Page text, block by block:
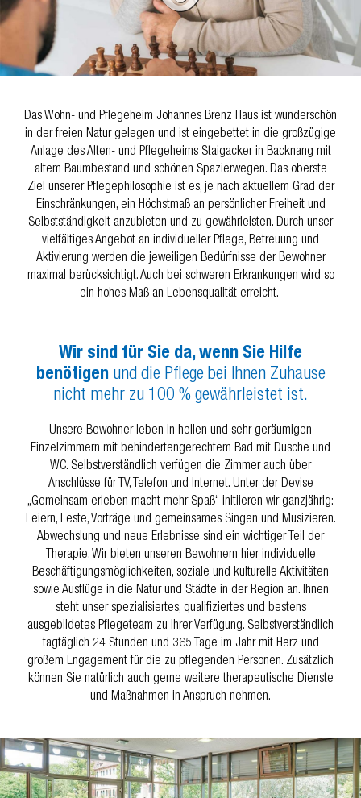
Das Wohn- und Pflegeheim Johannes Brenz Haus ist wunderschön
in der freien Natur gelegen und ist eingebettet in die großzügige
Anlage des Alten- und Pflegeheims Staigacker in Backnang mit
altem Baumbestand und schönen Spazierwegen. Das oberste
Ziel unserer Pflegephilosophie ist es, je nach aktuellem Grad der
Einschränkungen, ein Höchstmaß an persönlicher Freiheit und
Selbstständigkeit anzubieten und zu gewährleisten. Durch unser
vielfältiges Angebot an individueller Pflege, Betreuung und
Aktivierung werden die jeweiligen Bedürfnisse der Bewohner
maximal berücksichtigt. Auch bei schweren Erkrankungen wird so
ein hohes Maß an Lebensqualität erreicht.
Wir sind für Sie da, wenn Sie Hilfe
benötigen und die Pflege bei Ihnen Zuhause
nicht mehr zu 100 % gewährleistet ist.
Unsere Bewohner leben in hellen und sehr geräumigen
Einzelzimmern mit behindertengerechtem Bad mit Dusche und
WC. Selbstverständlich verfügen die Zimmer auch über
Anschlüsse für TV, Telefon und Internet. Unter der Devise
„Gemeinsam erleben macht mehr Spaß“ initiieren wir ganzjährig:
Feiern, Feste, Vorträge und gemeinsames Singen und Musizieren.
Abwechslung und neue Erlebnisse sind ein wichtiger Teil der
Therapie. Wir bieten unseren Bewohnern hier individuelle
Beschäftigungsmöglichkeiten, soziale und kulturelle Aktivitäten
sowie Ausflüge in die Natur und Städte in der Region an. Ihnen
steht unser spezialisiertes, qualifiziertes und bestens
ausgebildetes Pflegeteam zu Ihrer Verfügung. Selbstverständlich
tagtäglich 24 Stunden und 365 Tage im Jahr mit Herz und
großem Engagement für die zu pflegenden Personen. Zusätzlich
können Sie natürlich auch gerne weitere therapeutische Dienste
und Maßnahmen in Anspruch nehmen.